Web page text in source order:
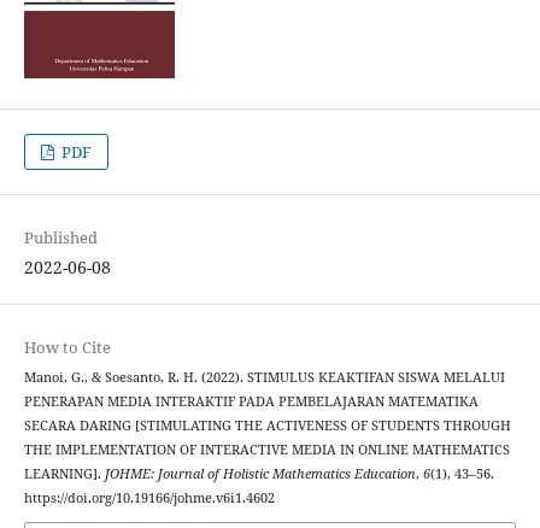
PDF
Published
2022-06-08
How to Cite
Manoi, G., & Soesanto, R. H. (2022). STIMULUS KEAKTIFAN SISWA MELALUI
PENERAPAN MEDIA INTERAKTIF PADA PEMBELAJARAN MATEMATIKA
SECARA DARING [STIMULATING THE ACTIVENESS OF STUDENTS THROUGH
THE IMPLEMENTATION OF INTERACTIVE MEDIA IN ONLINE MATHEMATICS
LEARNING]. JOHME: Journal of Holistic Mathematics Education, 6(1), 43–56.
https://doi.org/10.19166/johme.v6i1.4602